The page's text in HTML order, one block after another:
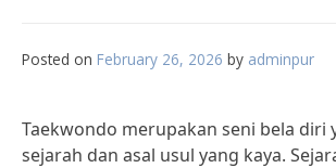
Posted on February 26, 2026 by adminpur
Taekwondo merupakan seni bela diri
sejarah dan asal usul yang kaya.